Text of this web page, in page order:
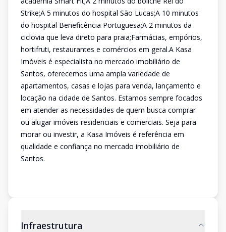
Strike;A 5 minutos do hospital São Lucas;A 10 minutos
do hospital Beneficência Portuguesa;A 2 minutos da
ciclovia que leva direto para praia;Farmácias, empórios,
hortifruti, restaurantes e comércios em geral.A Kasa
Imóveis é especialista no mercado imobiliário de
Santos, oferecemos uma ampla variedade de
apartamentos, casas e lojas para venda, lançamento e
locação na cidade de Santos. Estamos sempre focados
em atender as necessidades de quem busca comprar
ou alugar imóveis residenciais e comerciais. Seja para
morar ou investir, a Kasa Imóveis é referência em
qualidade e confiança no mercado imobiliário de
Santos.
Infraestrutura